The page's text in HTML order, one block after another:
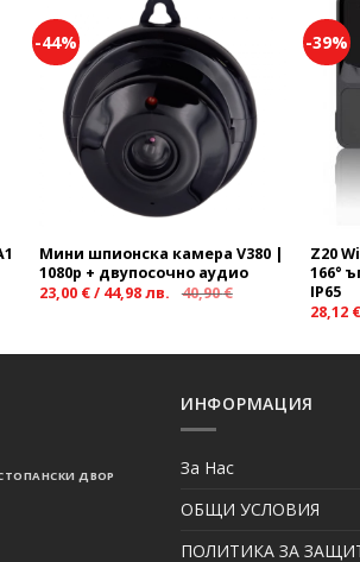
-44%
Add to
wishlist
Мини шпионска камера V380 |
1080p + двупосочно аудио
23,00 €/ 44,98лв. 40,90€
-39%
Z20
166°
IP65
28,12 €
ДВОР
ИНФОРМАЦИЯ
За Нас
ОБЩИ УСЛОВИЯ
ПОЛИТИКА ЗА